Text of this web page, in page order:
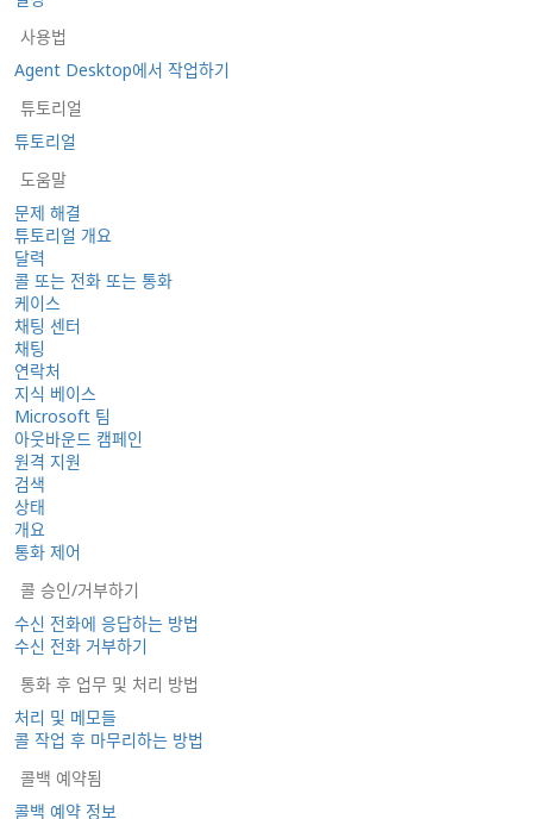
사용법
Agent Desktop에서 작업하기
튜토리얼
튜토리얼
도움말
문제 해결
튜토리얼 개요
달력
콜 또는 전화 또는 통화
케이스
채팅 센터
채팅
연락처
지식 베이스
Microsoft 팀
아웃바운드 캠페인
원격 지원
검색
상태
개요
통화 제어
콜 승인/거부하기
수신 전화에 응답하는 방법
수신 전화 거부하기
통화 후 업무 및 처리 방법
처리 및 메모들
콜 작업 후 마무리하는 방법
콜백 예약됨
콜백 예약 정보